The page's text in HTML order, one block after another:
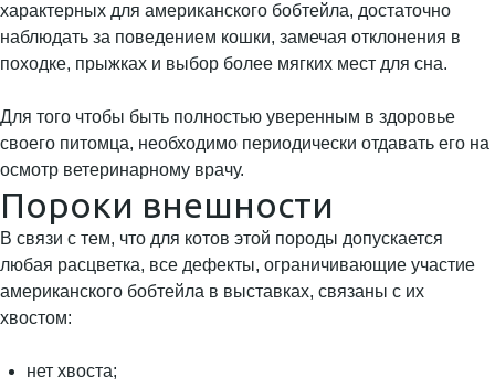
характерных для американского бобтейла, достаточно
наблюдать за поведением кошки, замечая отклонения в
походке, прыжках и выбор более мягких мест для сна.
Для того чтобы быть полностью уверенным в здоровье
своего питомца, необходимо периодически отдавать его на
осмотр ветеринарному врачу.
Пороки внешности
В связи с тем, что для котов этой породы допускается
любая расцветка, все дефекты, ограничивающие участие
американского бобтейла в выставках, связаны с их
хвостом:
нет хвоста;